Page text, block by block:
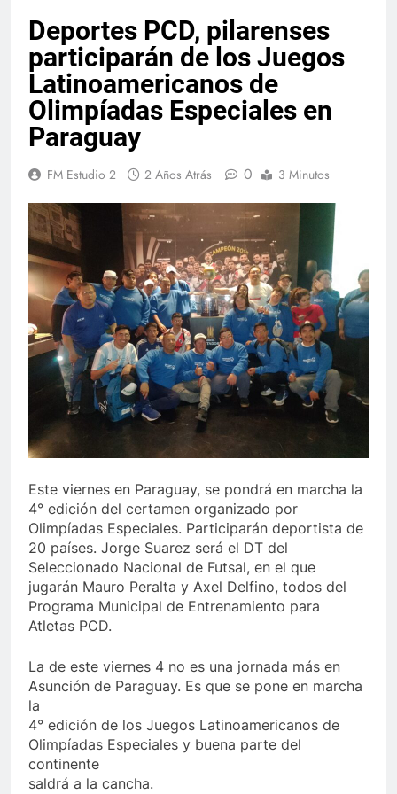
Deportes PCD, pilarenses
participarán de los Juegos
Latinoamericanos de
Olimpíadas Especiales en
Paraguay
FM Estudio 2 2 Años Atrás 0 3 Minutos
Este viernes en Paraguay, se pondrá en marcha la
4° edición del certamen organizado por
Olimpíadas Especiales. Participarán deportista de
20 países. Jorge Suarez será el DT del
Seleccionado Nacional de Futsal, en el que
jugarán Mauro Peralta y Axel Delfino, todos del
Programa Municipal de Entrenamiento para
Atletas PCD.
La de este viernes 4 no es una jornada más en
Asunción de Paraguay. Es que se pone en marcha
la
4° edición de los Juegos Latinoamericanos de
Olimpíadas Especiales y buena parte del
continente
saldrá a la cancha.